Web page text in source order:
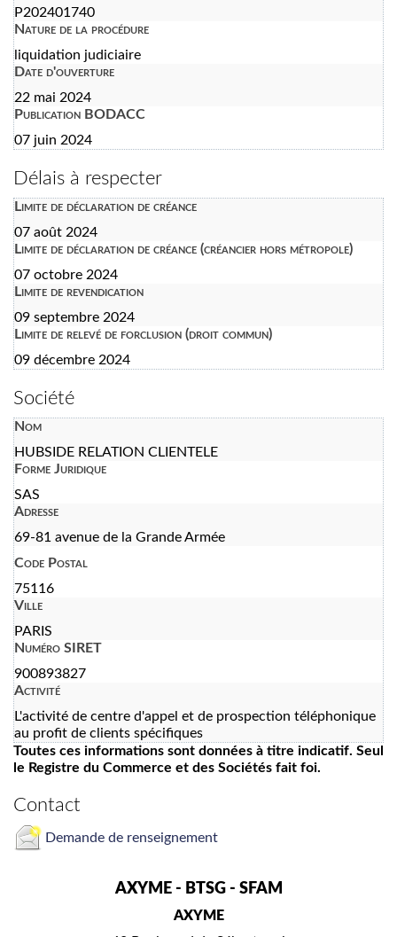
P202401740
Nature de la procédure
liquidation judiciaire
Date d'ouverture
22 mai 2024
Publication BODACC
07 juin 2024
Délais à respecter
Limite de déclaration de créance
07 août 2024
Limite de déclaration de créance (créancier hors métropole)
07 octobre 2024
Limite de revendication
09 septembre 2024
Limite de relevé de forclusion (droit commun)
09 décembre 2024
Société
Nom
HUBSIDE RELATION CLIENTELE
Forme Juridique
SAS
Adresse
69-81 avenue de la Grande Armée
Code Postal
75116
Ville
PARIS
Numéro SIRET
900893827
Activité
L'activité de centre d'appel et de prospection téléphonique
au profit de clients spécifiques
Toutes ces informations sont données à titre indicatif. Seul
le Registre du Commerce et des Sociétés fait foi.
Contact
Demande de renseignement
AXYME - BTSG - SFAM
AXYME